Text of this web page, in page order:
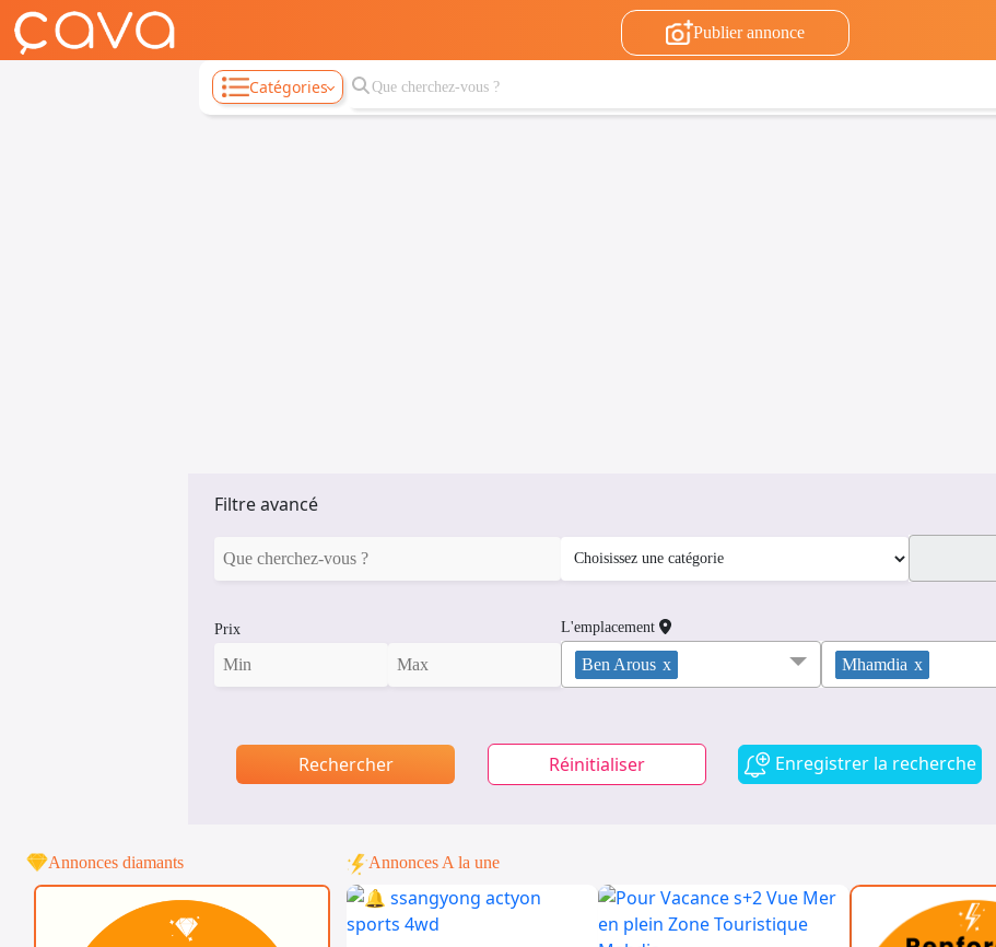
Publier annonce
Catégories
Filtre avancé
Prix L'emplacement
Ben Arous x Mhamdia x
Rechercher Réinitialiser Enregistrer la recherche
Annonces diamants Annonces A la une